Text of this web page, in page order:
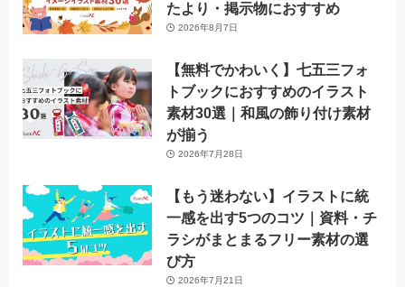
たより・掲示物におすすめ
2026年8月7日
【無料でかわいく】七五三フォ
トブックにおすすめのイラスト
素材30選｜和風の飾り付け素材
が揃う
2026年7月28日
【もう迷わない】イラストに統
一感を出す5つのコツ｜資料・チ
ラシがまとまるフリー素材の選
び方
2026年7月21日